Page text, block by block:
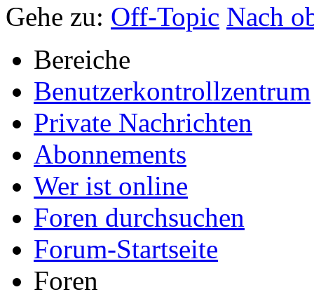
Gehe zu: Off-Topic Nach
Bereiche
Benutzerkontrollzentrum
Private Nachrichten
Abonnements
Wer ist online
Foren durchsuchen
Forum-Startseite
Foren